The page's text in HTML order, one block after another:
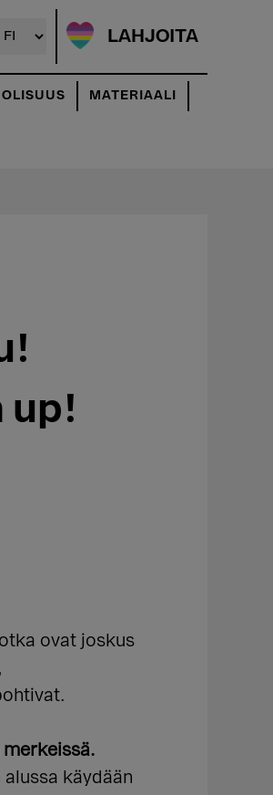
LAHJOITA
MATERIAALI
up!
ovat joskus
käydään